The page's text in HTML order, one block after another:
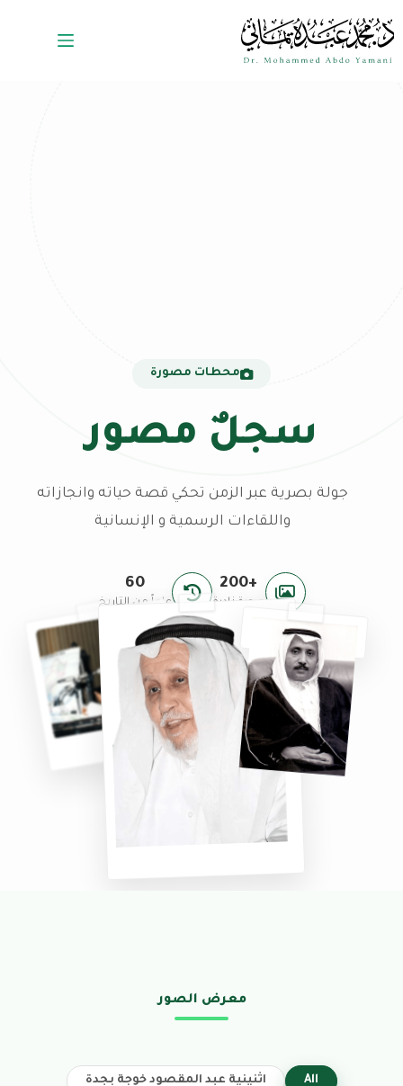
محطات مصورة
سجلٌ مصور
جولة بصرية عبر الزمن تحكي قصة حياته وانجازاته
واللقاءات الرسمية و الإنسانية
+200
صورة نادرة
60
عاماً من التاريخ
معرض الصور
اثنينية عبد المقصود خوجة بجدة All